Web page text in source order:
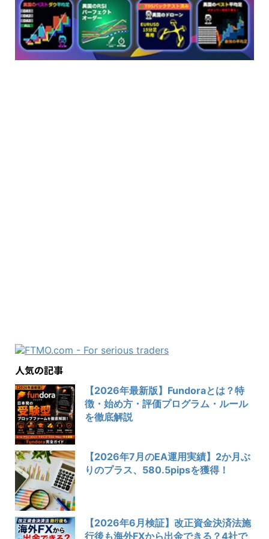
人気の記事
【2026年最新版】Fundoraとは？特
徴・始め方・評価プログラム・ルール
を徹底解説
【2026年7月のEA運用実績】2か月ぶ
りのプラス、580.5pipsを獲得！
【2026年6月検証】改正資金決済法施
行後も海外FXから出金できる？4社で